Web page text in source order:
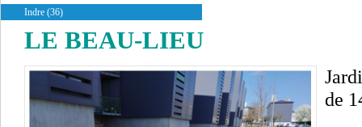
Indre (36)
LE BEAU-LIEU
de